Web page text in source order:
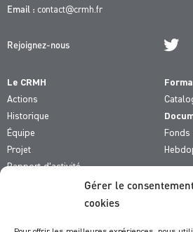
Gérer le
cookies
Email : contact@crmh.fr
Rejoignez-nous
Le CRMH
Actions
Historique
Équipe
Projet
Rapport d’activité
Fonds